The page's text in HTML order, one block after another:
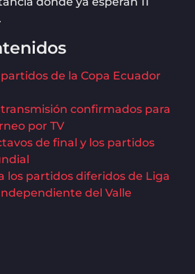
de la Copa Ecuador
confirmados para
por TV
de final y los partidos
los partidos diferidos de Liga
del Valle